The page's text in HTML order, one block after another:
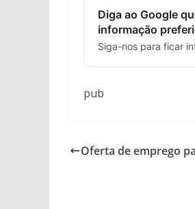
Diga ao Google
informação
Siga-nos para ficar
pub
Oferta de emprego